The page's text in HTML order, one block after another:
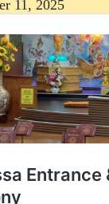
11, 2025